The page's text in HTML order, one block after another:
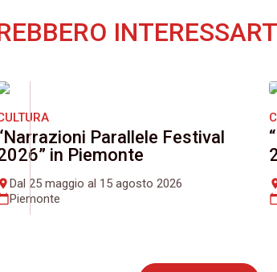
Parallele Festival
in Piemonte
place Dal 25 maggio al 15 agosto 2026
Piemonte